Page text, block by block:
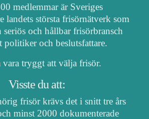
medlemmar är Sveriges
landets största frisörnätverk som
seriös och hållbar frisörbransch
politiker och beslutsfattare.
vara tryggt att välja frisör.
Visste du att:
frisör krävs det i snitt tre års
minst 2000 dokumenterade